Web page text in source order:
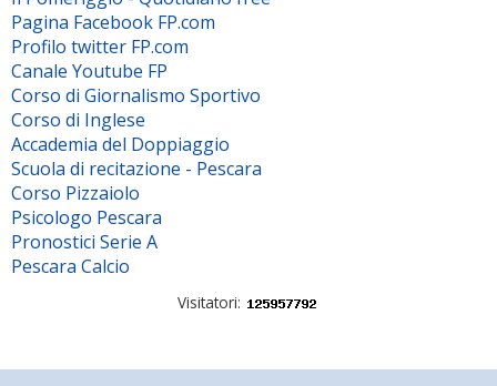
Pagina Facebook FP.com
Profilo twitter FP.com
Canale Youtube FP
Corso di Giornalismo Sportivo
Corso di Inglese
Accademia del Doppiaggio
Scuola di recitazione - Pescara
Corso Pizzaiolo
Psicologo Pescara
Pronostici Serie A
Pescara Calcio
Visitatori: